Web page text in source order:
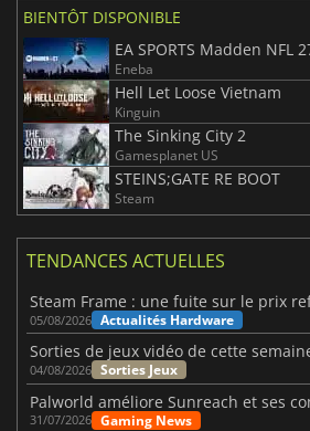
BIENTÔT DISPONIBLE
EA SPORTS Madden NFL
Eneba
Hell Let Loose Vietnam
Kinguin
The Sinking City 2
Gamesplanet US
STEINS;GATE RE BOOT
Steam
TENDANCES ACTUELLES
05/08/2026 Actualités Hardware
04/08/2026 Sorties Jeux
Palworld améliore Sunreach et ses
31/07/2026 Gaming News